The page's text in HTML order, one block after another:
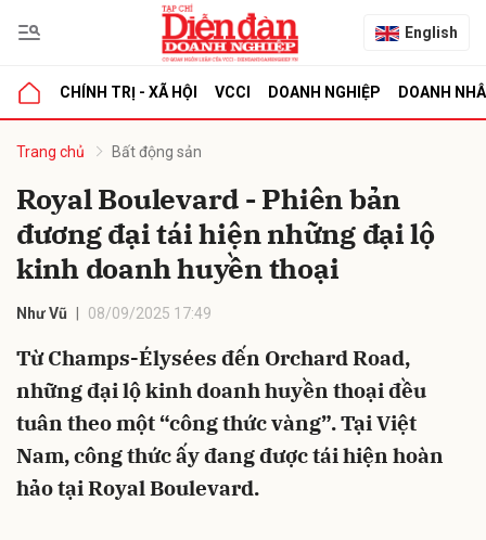
English
CHÍNH TRỊ - XÃ HỘI VCCI DOANH NGHIỆP DOANH
Trang chủ Bất động sản
Royal Boulevard - Phiên bản
đương đại tái hiện những đại lộ
kinh doanh huyền thoại
Như Vũ 08/09/2025 17:49
Từ Champs-Élysées đến Orchard Road,
những đại lộ kinh doanh huyền thoại đều
tuân theo một “công thức vàng”. Tại Việt
Nam, công thức ấy đang được tái hiện hoàn
hảo tại Royal Boulevard.
luận
Hủy